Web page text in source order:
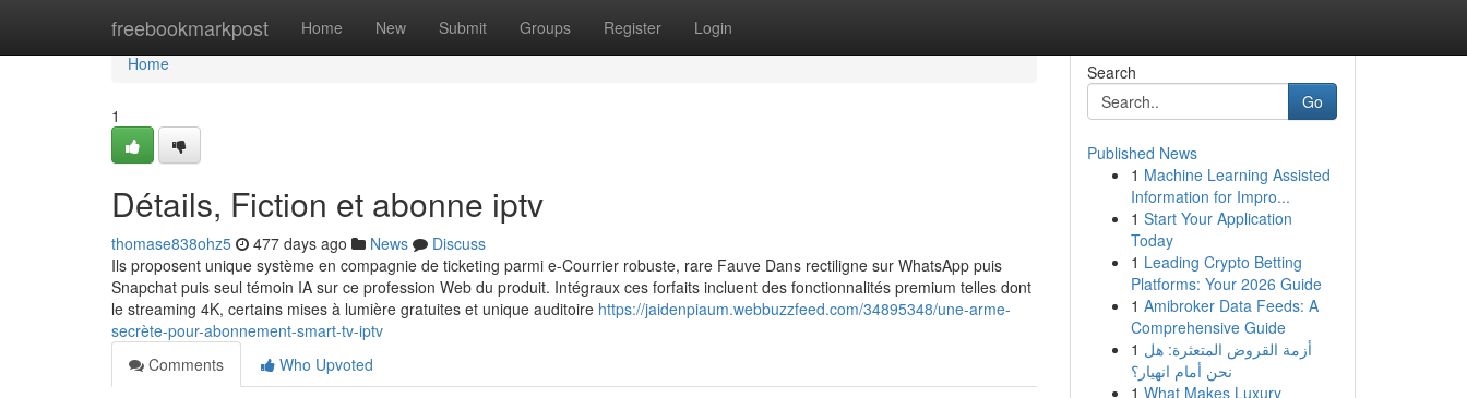
freebookmarkpost Home New Submit Groups Register Login
Home
Home
1
Détails, Fiction et abonne iptv
thomase838ohz5 477 days ago News
Discuss
Ils proposent unique système en compagnie de ticketing parmi e-Courrier robuste, rare Fauve Dans rectiligne sur WhatsApp puis
Snapchat puis seul témoin IA sur ce profession Web du produit. Intégraux ces forfaits incluent des fonctionnalités premium telles dont
le streaming 4K, certains mises à lumière gratuites et unique auditoire https://jaidenpiaum.webbuzzfeed.com/34895348/une-arme-
secrète-pour-abonnement-smart-tv-iptv
Comments
Who Upvoted
Search
Go
Published News
1 Machine Learning Assisted
Information for Impro...
1 Start Your Application
Today
1 Leading Crypto Betting
Platforms: Your 2026 Guide
1 Amibroker Data Feeds: A
Comprehensive Guide
1 أزمة القروض المتعثرة: هل
نحن أمام انهيار؟
1 What Makes Luxury